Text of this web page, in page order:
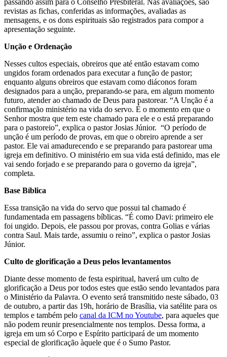
revistas as fichas, conferidas as informações, avaliadas as
mensagens, e os dons espirituais são registrados para compor a
apresentação seguinte.
Unção e Ordenação
Nesses cultos especiais, obreiros que até então estavam como
ungidos foram ordenados para executar a função de pastor;
enquanto alguns obreiros que estavam como diáconos foram
designados para a unção, preparando-se para, em algum momento
futuro, atender ao chamado de Deus para pastorear. “A Unção é a
confirmação ministério na vida do servo. É o momento em que o
Senhor mostra que tem este chamado para ele e o está preparando
para o pastoreio”, explica o pastor Josias Júnior. “O período de
unção é um período de provas, em que o obreiro aprende a ser
pastor. Ele vai amadurecendo e se preparando para pastorear uma
igreja em definitivo. O ministério em sua vida está definido, mas ele
vai sendo forjado e se preparando para o governo da igreja”,
completa.
Base Bíblica
Essa transição na vida do servo que possui tal chamado é
fundamentada em passagens bíblicas. “É como Davi: primeiro ele
foi ungido. Depois, ele passou por provas, contra Golias e várias
contra Saul. Mais tarde, assumiu o reino”, explica o pastor Josias
Júnior.
Culto de glorificação a Deus pelos levantamentos
Diante desse momento de festa espiritual, haverá um culto de
glorificação a Deus por todos estes que estão sendo levantados para
o Ministério da Palavra. O evento será transmitido neste sábado, 03
de outubro, a partir das 19h, horário de Brasília, via satélite para os
templos e também pelo canal da ICM no Youtube, para aqueles que
não podem reunir presencialmente nos templos. Dessa forma, a
igreja em um só Corpo e Espírito participará de um momento
especial de glorificação àquele que é o Sumo Pastor.